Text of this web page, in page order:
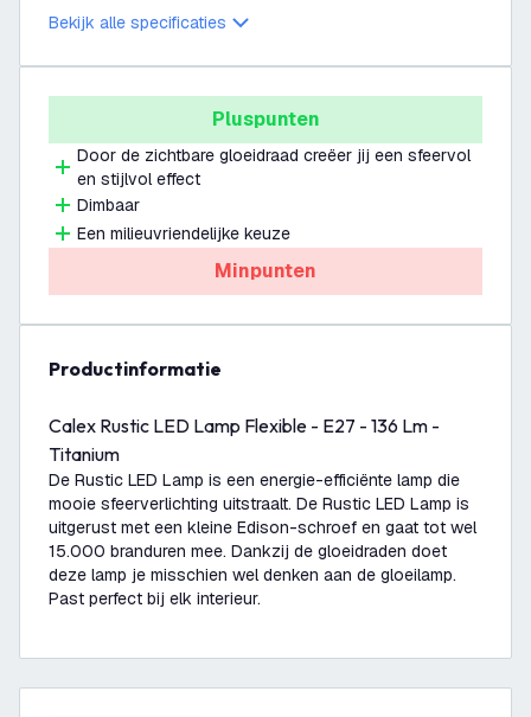
Bekijk alle specificaties
Pluspunten
Door de zichtbare gloeidraad creëer jij een sfeervol
en stijlvol effect
Dimbaar
Een milieuvriendelijke keuze
Minpunten
productinformatie
Calex Rustic LED Lamp Flexible - E27 - 136 Lm -
Titanium
De Rustic LED Lamp is een energie-efficiënte lamp die
mooie sfeerverlichting uitstraalt. De Rustic LED Lamp is
uitgerust met een kleine Edison-schroef en gaat tot wel
15.000 branduren mee. Dankzij de gloeidraden doet
deze lamp je misschien wel denken aan de gloeilamp.
Past perfect bij elk interieur.